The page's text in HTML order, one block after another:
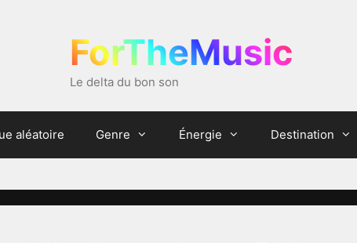
ForTheMusic
Le delta du bon son
aléatoire Genre Énergie Destination